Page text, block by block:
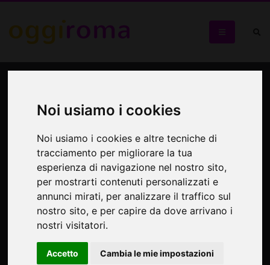
Noi usiamo i cookies
Noi usiamo i cookies e altre tecniche di
tracciamento per migliorare la tua
esperienza di navigazione nel nostro sito,
per mostrarti contenuti personalizzati e
annunci mirati, per analizzare il traffico sul
nostro sito, e per capire da dove arrivano i
nostri visitatori.
Accetto Cambia le mie impostazioni
Evoluzione, Eredità
Secondo evento organizzato da Polvere del Tempo in
collaborazione con l’Università Sapienza di Roma